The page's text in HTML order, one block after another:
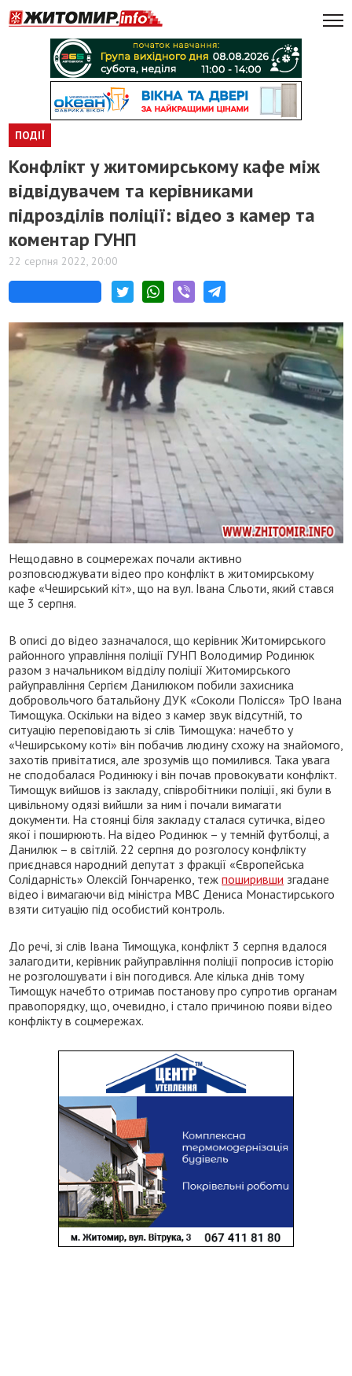
ПОДІЇ
Конфлікт у житомирському кафе між
відвідувачем та керівниками
підрозділів поліції: відео з камер та
коментар ГУНП
22 серпня 2022, 20:00
Нещодавно в соцмережах почали активно
розповсюджувати відео про конфлікт в житомирському
кафе «Чеширський кіт», що на вул. Івана Сльоти, який стався
ще 3 серпня.
В описі до відео зазначалося, що керівник Житомирського
районного управління поліції ГУНП Володимир Родинюк
разом з начальником відділу поліції Житомирського
райуправління Сергієм Данилюком побили захисника
добровольчого батальйону ДУК «Соколи Полісся» ТрО Івана
Тимощука. Оскільки на відео з камер звук відсутній, то
ситуацію переповідають зі слів Тимощука: начебто у
«Чеширському коті» він побачив людину схожу на знайомого,
захотів привітатися, але зрозумів що помилився. Така увага
не сподобалася Родинюку і він почав провокувати конфлікт.
Тимощук вийшов із закладу, співробітники поліції, які були в
цивільному одязі вийшли за ним і почали вимагати
документи. На стоянці біля закладу сталася сутичка, відео
якої і поширюють. На відео Родинюк – у темній футболці, а
Данилюк – в світлій. 22 серпня до розголосу конфлікту
приєднався народний депутат з фракції «Європейська
Солідарність» Олексій Гончаренко, тежпоширивши згадане
відео і вимагаючи від міністра МВС Дениса Монастирського
взяти ситуацію під особистий контроль.
До речі, зі слів Івана Тимощука, конфлікт 3 серпня вдалося
залагодити, керівник райуправління поліції попросив історію
не розголошувати і він погодився. Але кілька днів тому
Тимощук начебто отримав постанову про супротив органам
правопорядку, що, очевидно, і стало причиною появи відео
конфлікту в соцмережах.